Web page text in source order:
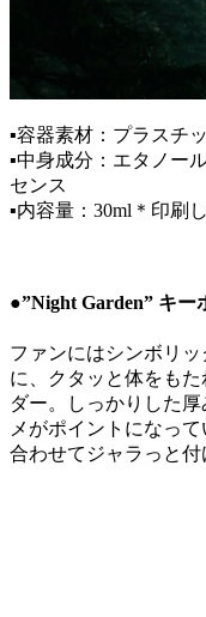
▪️容器素材：プラスチ
▪️中身成分：エタノー
センス
▪️内容量：30ml＊印刷
●”Night Garden” キー
ファンにはシンボリ
に、クタッと体をも
ダー。しっかりした
メがポイントになっ
合わせてジャラっと付